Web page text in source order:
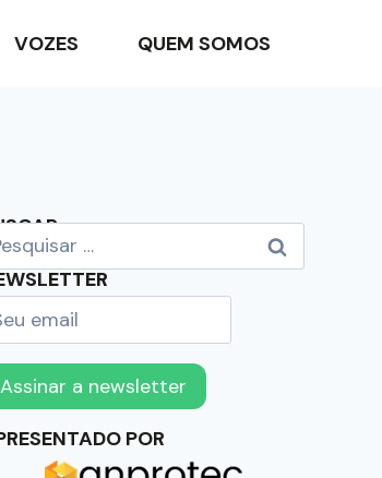
VOZES QUEM SOMOS
POR